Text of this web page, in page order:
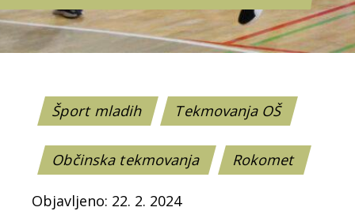
Šport mladih Tekmovanja OŠ
Občinska tekmovanja Rokomet
Objavljeno: 22. 2. 2024